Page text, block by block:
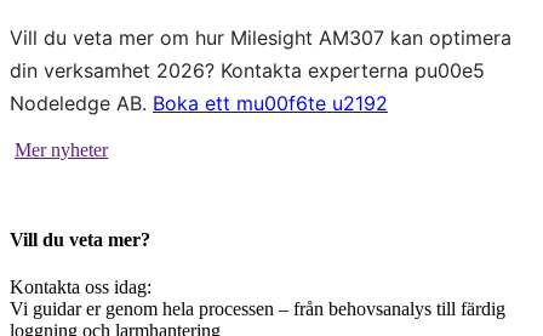
Vill du veta mer om hur Milesight AM307 kan optimera
din verksamhet 2026? Kontakta experterna pu00e5
Nodeledge AB. Boka ett mu00f6te u2192
Mer nyheter
Vill du veta mer?
Kontakta oss idag:
Vi guidar er genom hela processen – från behovsanalys till färdig
loggning och larmhantering